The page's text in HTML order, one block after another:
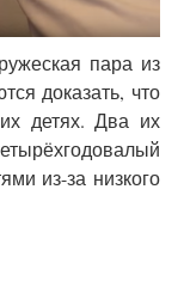
пара из
доказать, что
детях. Два их
из-за низкого